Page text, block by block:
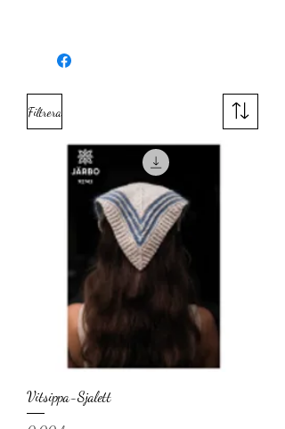
(100 % kammad svensk ull, ca 100 g =
% silke, ca 25 g = 210 m)
i bruten resår på st 5 mm = 10 x 10 cm.
STORLEKAR
kort (lång)
KRAGENS OMKRETSCa 54 (120) cm
KRAGENS HÖJDCa 30 (27) cm
GARNÅTGÅNG
Kort: 100 g (fg 36127, faded pine)
Lång: 200 g (fg 36120, caramel beige)
RUNDSTICKA
5 mm, 40 (80) cm lång.
TILLBEHÖR
1 stickmarkör
SVÅRIGHETSGRAD
Nybörjare
Filtrera
Vitsippa-Sjalett